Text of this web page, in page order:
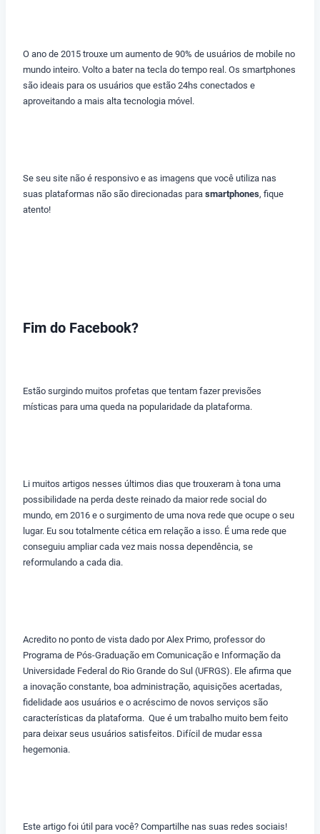
O ano de 2015 trouxe um aumento de 90% de usuários de mobile no
mundo inteiro. Volto a bater na tecla do tempo real. Os smartphones
são ideais para os usuários que estão 24hs conectados e
aproveitando a mais alta tecnologia móvel.
Se seu site não é responsivo e as imagens que você utiliza nas
suas plataformas não são direcionadas para smartphones, fique
atento!
Fim do Facebook?
Estão surgindo muitos profetas que tentam fazer previsões
místicas para uma queda na popularidade da plataforma.
Li muitos artigos nesses últimos dias que trouxeram à tona uma
possibilidade na perda deste reinado da maior rede social do
mundo, em 2016 e o surgimento de uma nova rede que ocupe o seu
lugar. Eu sou totalmente cética em relação a isso. É uma rede que
conseguiu ampliar cada vez mais nossa dependência, se
reformulando a cada dia.
Acredito no ponto de vista dado por Alex Primo, professor do
Programa de Pós-Graduação em Comunicação e Informação da
Universidade Federal do Rio Grande do Sul (UFRGS). Ele afirma que
a inovação constante, boa administração, aquisições acertadas,
fidelidade aos usuários e o acréscimo de novos serviços são
características da plataforma. Que é um trabalho muito bem feito
para deixar seus usuários satisfeitos. Difícil de mudar essa
hegemonia.
Este artigo foi útil para você? Compartilhe nas suas redes sociais!